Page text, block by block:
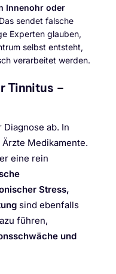
Innenohr oder
Das sendet falsche
Experten glauben,
selbst entsteht,
verarbeitet werden.
Tinnitus –
ab. In
Medikamente.
eine rein
Stress,
sind ebenfalls
führen,
und